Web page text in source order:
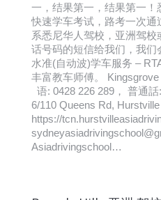
一，结果第一，结果第一！
快速学车考试，路考一次通
系悉尼华人驾校，亚洲驾
话号码的短信给我们，我
水准(自动波)学车服务 –
丰富教车师傅。
语: 0428 226 289， 普通話
6/110 Queens Rd,
https://
Asiadrivingschool…